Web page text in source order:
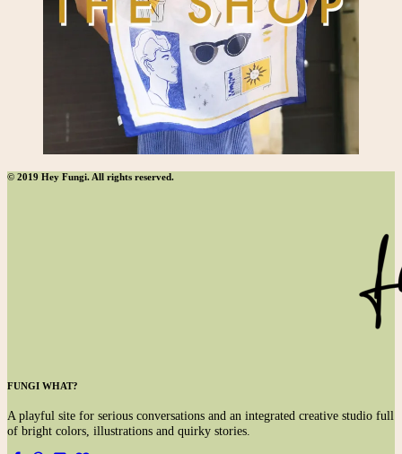
© 2019 Hey Fungi. All rights reserved.
FUNGI WHAT?
A playful site for serious conversations and an integrated creative studio full
of bright colors, illustrations and quirky stories.